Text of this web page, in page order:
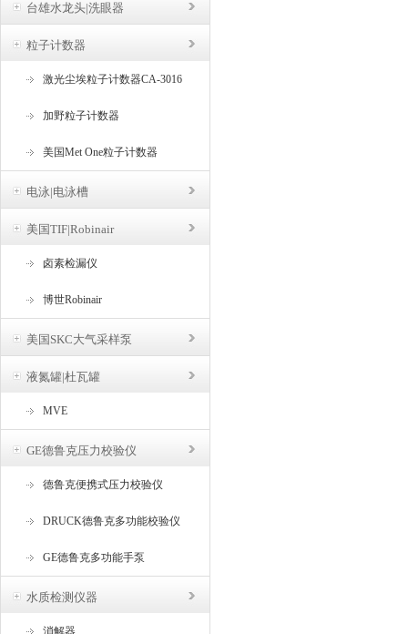
台雄水龙头|洗眼器
粒子计数器
激光尘埃粒子计数器CA-3016
加野粒子计数器
美国Met One粒子计数器
电泳|电泳槽
美国TIF|Robinair
卤素检漏仪
博世Robinair
美国SKC大气采样泵
液氮罐|杜瓦罐
MVE
GE德鲁克压力校验仪
德鲁克便携式压力校验仪
DRUCK德鲁克多功能校验仪
GE德鲁克多功能手泵
水质检测仪器
消解器